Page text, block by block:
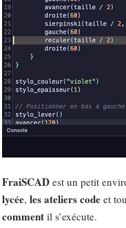
FraiSCAD est un petit
lycée,les ateliers code et
comment il s’exécute.